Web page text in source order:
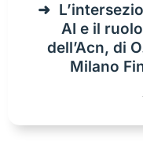
AI e il
dell’Acn, di
Milano